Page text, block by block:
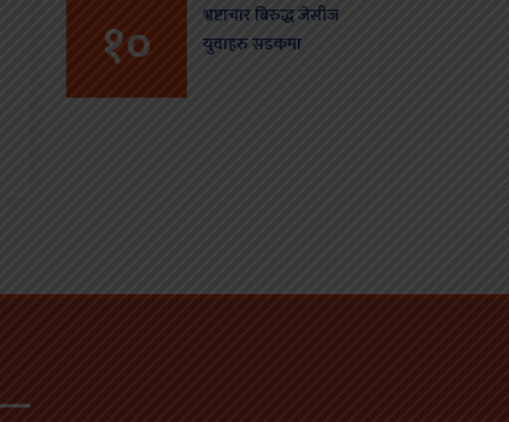
१०
भ्रष्टाचार बिरुद्ध जेसीज
युवाहरु सडकमा